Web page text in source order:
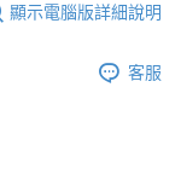
顯示電腦版詳細說明
客服